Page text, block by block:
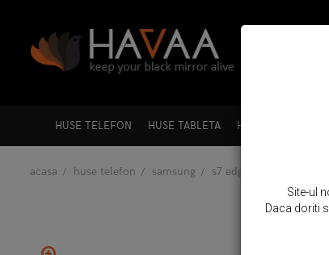
HUSE TELEFON HUSE TABLETA HUSE LAPTOP
acasa huse telefon samsung s7 edge
Site-ul
Daca doriti